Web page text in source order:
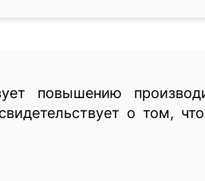
повышению
о том,